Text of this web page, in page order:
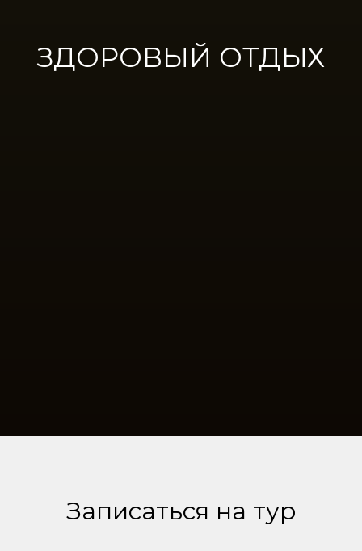
ЗДОРОВЫЙ ОТДЫХ
Записаться на тур